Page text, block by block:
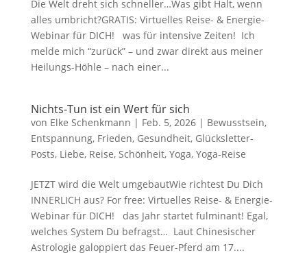
Die Welt dreht sich schneller…Was gibt Halt, wenn
alles umbricht?GRATIS: Virtuelles Reise- & Energie-
Webinar für DICH! was für intensive Zeiten! Ich
melde mich “zurück” – und zwar direkt aus meiner
Heilungs-Höhle – nach einer...
Nichts-Tun ist ein Wert für sich
von Elke Schenkmann | Feb. 5, 2026| Bewusstsein,
Entspannung, Frieden, Gesundheit, Glücksletter-
Posts, Liebe, Reise, Schönheit, Yoga, Yoga-Reise
JETZT wird die Welt umgebautWie richtest Du Dich
INNERLICH aus? For free: Virtuelles Reise- & Energie-
Webinar für DICH! das Jahr startet fulminant! Egal,
welches System Du befragst… Laut Chinesischer
Astrologie galoppiert das Feuer-Pferd am 17....